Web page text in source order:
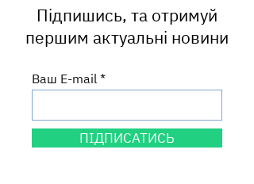
Підпишись, та отримуй
першим актуальні новини
Ваш E-mail
ПІДПИСАТИСЬ